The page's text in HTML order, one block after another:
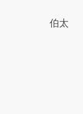
伯太